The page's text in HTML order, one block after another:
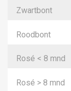
Zwartbont
Roodbont
Rosé < 8 mnd
Rosé > 8 mnd